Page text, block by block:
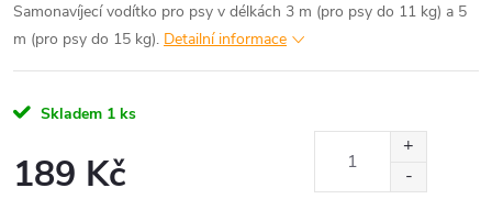
Samonavíjecí vodítko pro psy v délkách 3 m (pro psy do 11 kg) a 5
m (pro psy do 15 kg). Detailní informace
Skladem 1 ks
189 Kč